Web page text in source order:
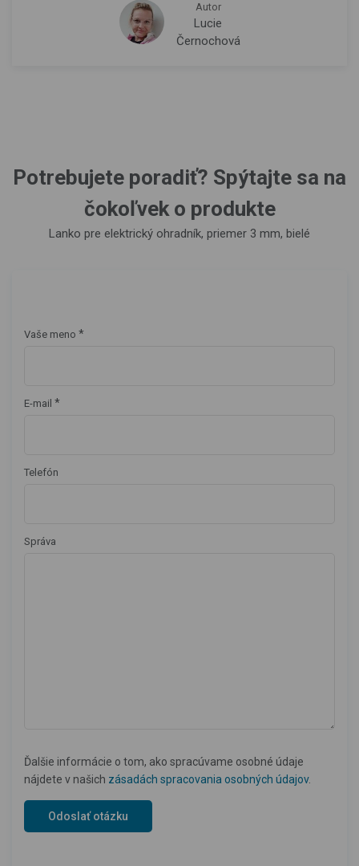
Autor
Lucie
Černochová
Potrebujete poradiť? Spýtajte sa na
čokoľvek o produkte
Lanko pre elektrický ohradník, priemer 3 mm, bielé
Vaše meno *
E-mail *
Telefón
Správa
Ďalšie informácie o tom, ako spracúvame osobné údaje
nájdete v našich zásadách spracovania osobných údajov.